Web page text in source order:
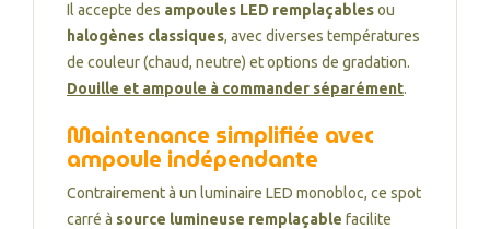
Il accepte des ampoules LED remplaçablesou
halogènes classiques, avec diverses températures
de couleur (chaud, neutre) et options de gradation.
Douille et ampoule à commander séparément.
Maintenance simplifiée avec
ampoule indépendante
Contrairement à un luminaire LED monobloc, ce spot
carré à source lumineuse remplaçable facilite